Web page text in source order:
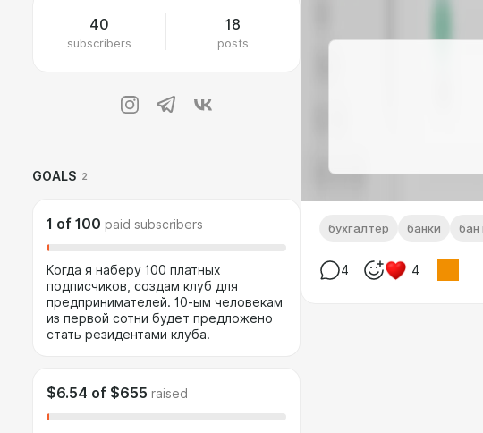
40
subscribers
18
posts
GOALS 2
1 of 100 paid subscribers
Когда я наберу 100 платных
подписчиков, создам клуб для
предпринимателей. 10-ым человекам
из первой сотни будет предложено
стать резидентами клуба.
$6.54 of $655 raised
бухгалтер банки бан
4 4